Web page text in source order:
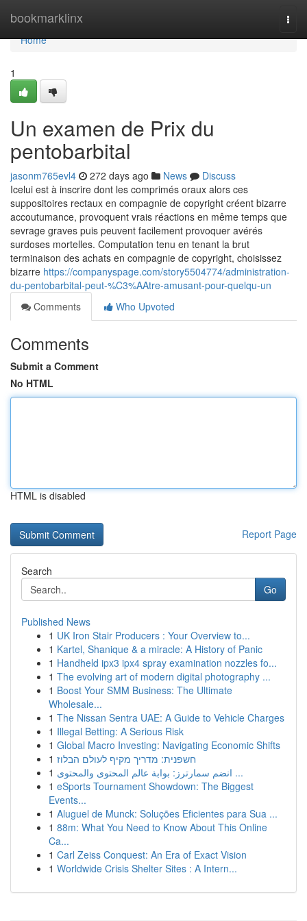
bookmarklinx
Home
Home
1
Un examen de Prix du
pentobarbital
jasonm765evl4 272 days ago News
Discuss
Icelui est à inscrire dont les comprimés oraux alors ces
suppositoires rectaux en compagnie de copyright créent bizarre
accoutumance, provoquent vrais réactions en même temps que
sevrage graves puis peuvent facilement provoquer avérés
surdoses mortelles. Computation tenu en tenant la brut
terminaison des achats en compagnie de copyright, choisissez
bizarre https://companyspage.com/story5504774/administration-
du-pentobarbital-peut-%C3%AAtre-amusant-pour-quelqu-un
Comments
Who Upvoted
Comments
Submit a Comment
No HTML
HTML is disabled
Report Page
Search
Go
Published News
1 UK Iron Stair Producers : Your Overview to...
1 Kartel, Shanique & a miracle: A History of Panic
1 Handheld ipx3 ipx4 spray examination nozzles fo...
1 The evolving art of modern digital photography ...
1 Boost Your SMM Business: The Ultimate
Wholesale...
1 The Nissan Sentra UAE: A Guide to Vehicle Charges
1 Illegal Betting: A Serious Risk
1 Global Macro Investing: Navigating Economic Shifts
1 חשפנית: מדריך מקיף לעולם הבלוז
1
انضم سمارترز: بوابة عالم المحتوى والمحتوى ...
1 eSports Tournament Showdown: The Biggest
Events...
1 Aluguel de Munck: Soluções Eficientes para Sua ...
1 88m: What You Need to Know About This Online
Ca...
1 Carl Zeiss Conquest: An Era of Exact Vision
1 Worldwide Crisis Shelter Sites : A Intern...